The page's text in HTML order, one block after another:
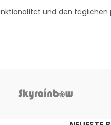
und den täglichen